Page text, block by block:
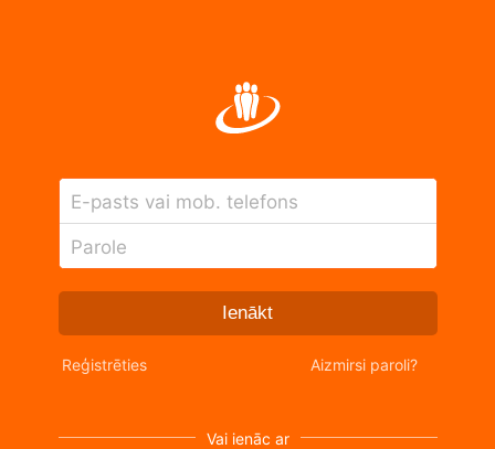
E-pasts vai mob. telefons
Parole
Ienākt
Reģistrēties Aizmirsi paroli?
Vai ienāc ar